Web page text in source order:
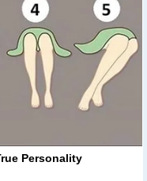
Personality